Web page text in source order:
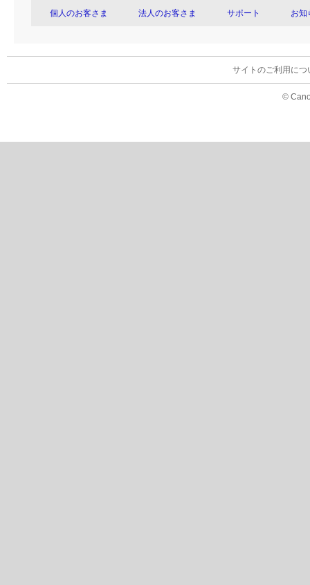
個人のお客さま 法人のお客さま サポート お知
サイトのご利用につ
©